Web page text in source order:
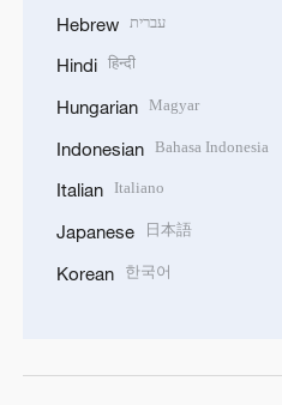
Hebrew עברית
Hindi हिन्दी
Hungarian Magyar
Indonesian Bahasa Indonesia
Italian Italiano
Japanese 日本語
Korean 한국어